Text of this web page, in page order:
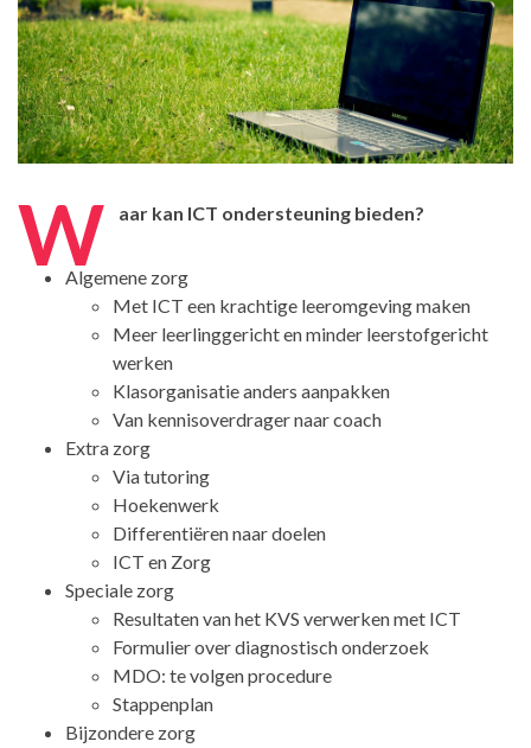
W aar kan ICT ondersteuning bieden?
Algemene zorg
Met ICT een krachtige leeromgeving maken
Meer leerlinggericht en minder leerstofgericht
werken
Klasorganisatie anders aanpakken
Van kennisoverdrager naar coach
Extra zorg
Via tutoring
Hoekenwerk
Differentiëren naar doelen
ICT en Zorg
Speciale zorg
Resultaten van het KVS verwerken met ICT
Formulier over diagnostisch onderzoek
MDO: te volgen procedure
Stappenplan
Bijzondere zorg